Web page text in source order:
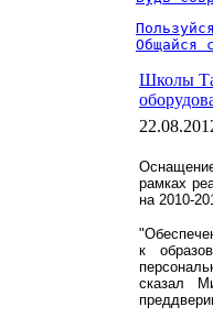
Общайся
Школы
рамках
на 2010-
к
сказал